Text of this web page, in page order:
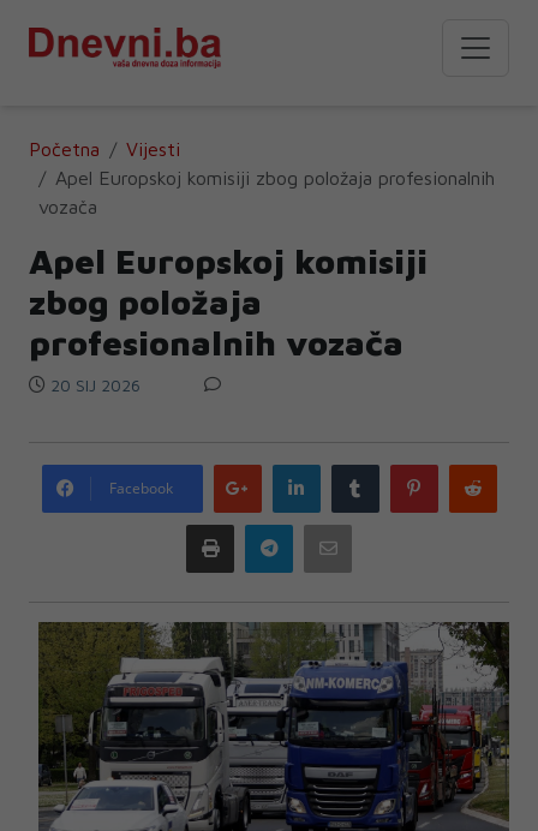
Početna
Vijesti
Apel Europskoj komisiji zbog položaja profesionalnih
vozača
Apel Europskoj komisiji
zbog položaja
profesionalnih vozača
20 SIJ 2026
Facebook
Google
plus
LinkedIn Tumblr Pinterest
Print Telegram